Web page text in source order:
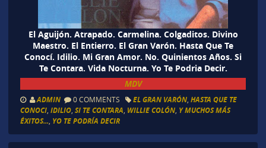
El Aguijón. Atrapado. Carmelina. Colgaditos. Divino
Maestro. El Entierro. El Gran Varón. Hasta Que Te
Conocí. Idilio. Mi Gran Amor. No. Quinientos Años. Si
Te Contara. Vida Nocturna. Yo Te Podria Decir.
MDV
ADMIN 0 COMMENTS EL GRAN VARÓN, HASTA QUE TE
CONOCI, IDILIO, SI TE CONTARA WILLIE COLÓN, Y MUCHOS MÁS
ÉXITOS... YO TE PODRÍA DECIR